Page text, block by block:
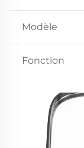
Modèle
Fonction